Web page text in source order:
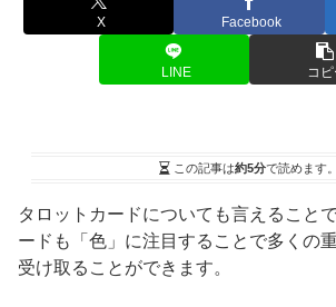
X Facebook
LINE コピ
この記事は約5分で読めます。
タロットカードについても言えること
ードも「色」に注目することで多くの
受け取ることができます。